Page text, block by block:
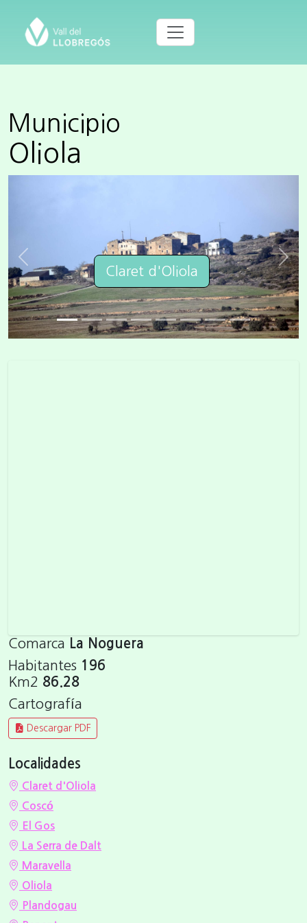
Municipio
Oliola
Claret d'Oliola
Previous Next
Comarca La Noguera
Habitantes 196
Km2 86.28
Cartografía
Descargar PDF
Localidades
Claret d'Oliola
Coscó
El Gos
La Serra de Dalt
Maravella
Oliola
Plandogau